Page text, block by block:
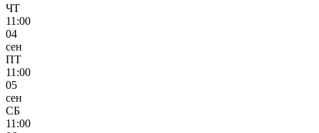
ЧТ
11:00
04
сен
ПТ
11:00
05
сен
СБ
11:00